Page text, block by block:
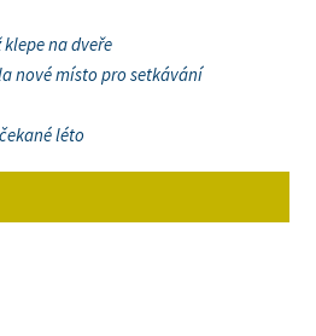
na dveře
nové místo pro setkávání
léto